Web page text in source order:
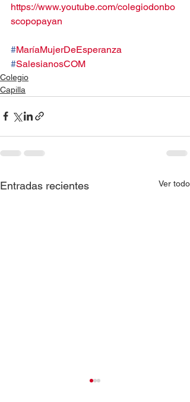
https://www.youtube.com/colegiodonbo
scopopayan
#MaríaMujerDeEsperanza
#SalesianosCOM
Colegio
Capilla
Entradas recientes Ver todo